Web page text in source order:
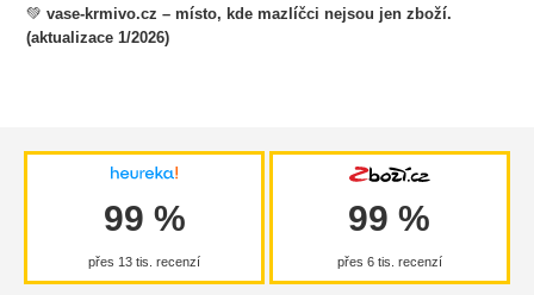
💚vase-krmivo.cz – místo, kde mazlíčci nejsou jen zboží.
(aktualizace 1/2026)
99 %
přes 13 tis. recenzí
99 %
přes 6 tis. recenzí